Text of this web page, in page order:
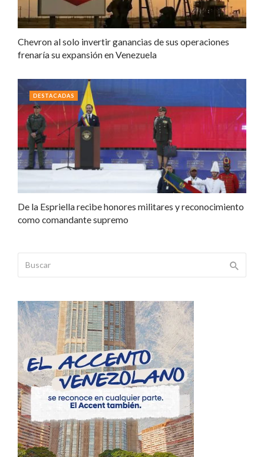
Chevron al solo invertir ganancias de sus operaciones
frenaría su expansión en Venezuela
De la Espriella recibe honores militares y reconocimiento
como comandante supremo
DESTACADAS